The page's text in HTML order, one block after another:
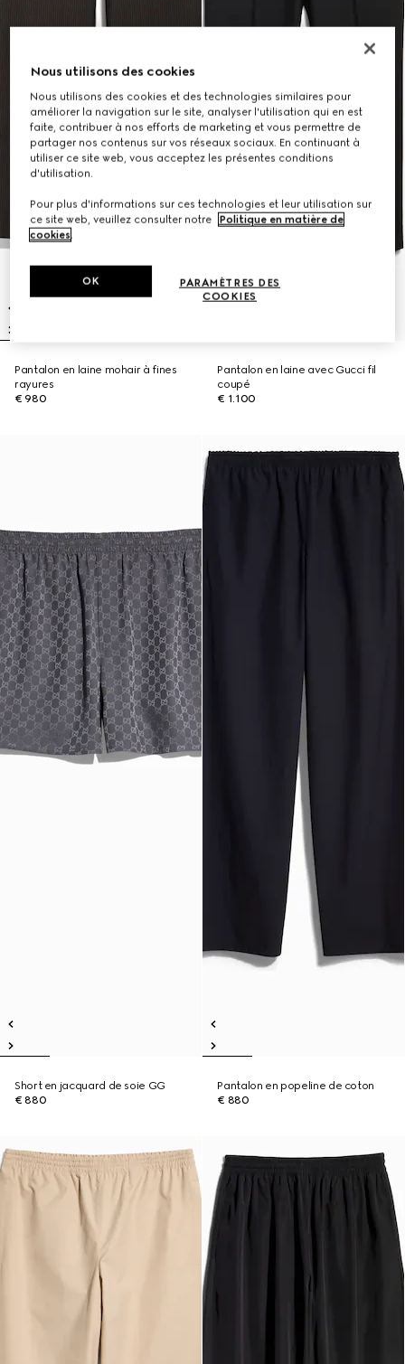
Pantalon en laine mohair à fines
rayures
€ 980
Pantalon en laine avec Gucci fil
coupé
€ 1.100
Short en jacquard de soie GG
€ 880
Pantalon en popeline de coton
€ 880
Nous utilisons des cookies
Nous utilisons des cookies et des technologies similaires pour
améliorer la navigation sur le site, analyser l'utilisation qui en est
faite, contribuer à nos efforts de marketing et vous permettre de
partager nos contenus sur vos réseaux sociaux. En continuant à
utiliser ce site web, vous acceptez les présentes conditions
d'utilisation.
Pour plus d'informations sur ces technologies et leur utilisation sur
ce site web, veuillez consulter notre
Politique en matière de
cookies.
PARAMÈTRES DES
COOKIES
OK